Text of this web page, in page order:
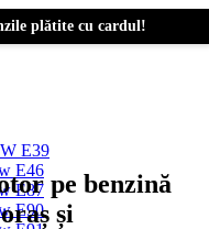
plătite cu cardul!
E39
E46
E87
E90
pe benzină
și